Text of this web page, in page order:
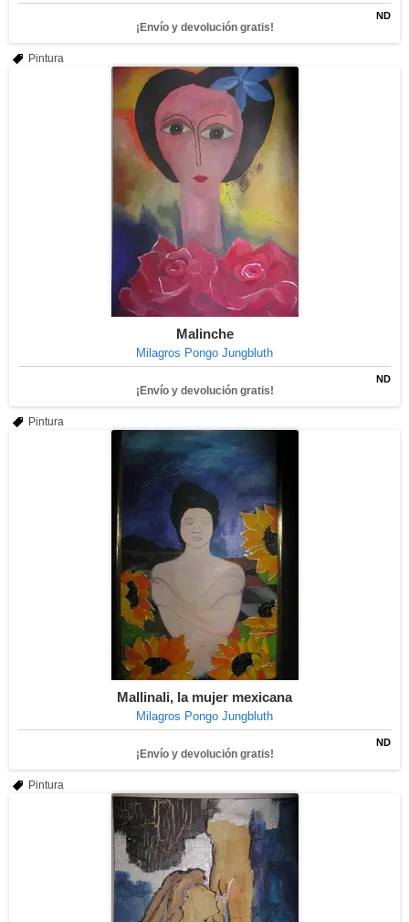
ND
¡Envío y devolución gratis!
Pintura
Malinche
Milagros Pongo Jungbluth
ND
¡Envío y devolución gratis!
Pintura
Mallinali, la mujer mexicana
Milagros Pongo Jungbluth
ND
¡Envío y devolución gratis!
Pintura